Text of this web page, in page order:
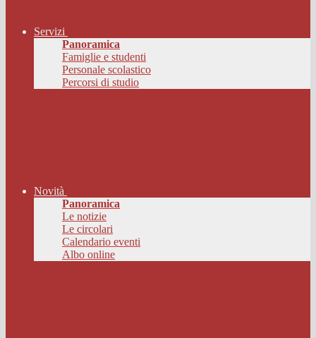
Servizi
Panoramica
Famiglie e studenti
Personale scolastico
Percorsi di studio
Novità
Panoramica
Le notizie
Le circolari
Calendario eventi
Albo online